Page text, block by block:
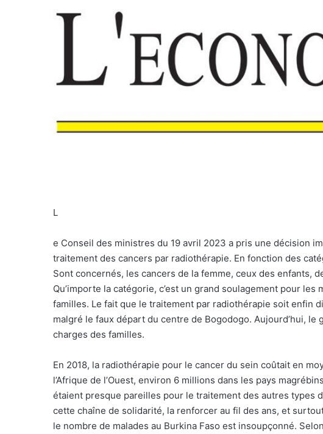
L
e Conseil des ministres du 19 avril 2023 a pris une décision
traitement des cancers par radiothérapie. En fonction des
Sont concernés, les cancers de la femme, ceux des enfants,
Qu’importe la catégorie, c’est un grand soulagement pour
familles. Le fait que le traitement par radiothérapie soit enfin
malgré le faux départ du centre de Bogodogo. Aujourd’hui,
charges des familles.
En 2018, la radiothérapie pour le cancer du sein coûtait en
l’Afrique de l’Ouest, environ 6 millions dans les pays
étaient presque pareilles pour le traitement des autres types
cette chaîne de solidarité, la renforcer au fil des ans, et
le nombre de malades au Burkina Faso est insoupçonné.